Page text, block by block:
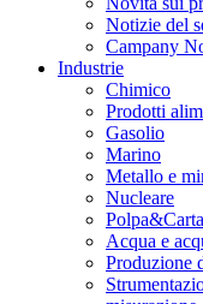
Notizie del
Campany
Industrie
Chimico
Prodotti
Gasolio
Marino
Metallo e
Nucleare
Polpa&Carta
Acqua e
Produzione